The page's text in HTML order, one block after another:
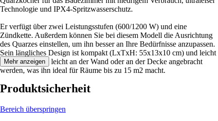
Technologie und IPX4-Spritzwasserschutz.
Er verfügt über zwei Leistungsstufen (600/1200 W) und eine
Zündkette. Außerdem können Sie bei diesem Modell die Ausrichtung
des Quarzes einstellen, um ihn besser an Ihre Bedürfnisse anzupassen.
Sein längliches Design ist kompakt (LxTxH: 55x13x10 cm) und leicht
(1 kg) und kann leicht an der Wand oder an der Decke angebracht
werden, was ihn ideal für Räume bis zu 15 m2 macht.
Mehr anzeigen
Produktsicherheit
Bereich überspringen